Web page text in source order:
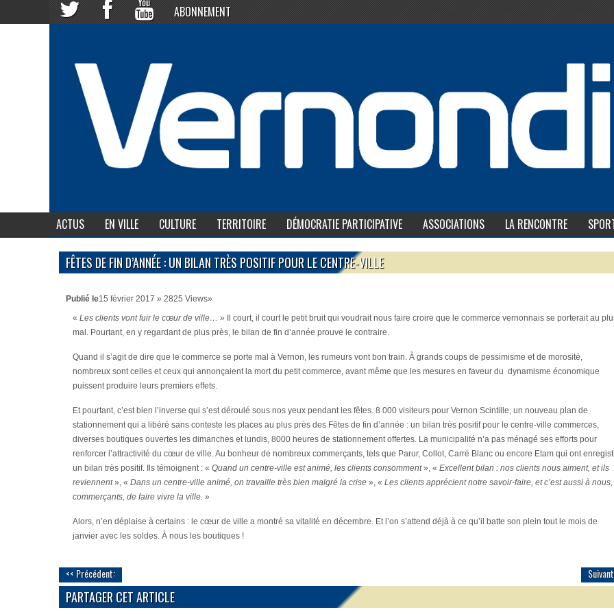
ABONNEMENT
ACTUS EN VILLE CULTURE TERRITOIRE DÉMOCRATIE PARTICIPATIVE ASSOCIATIONS LA RENCONTRE
FÊTES DE FIN D’ANNÉE : UN BILAN TRÈS POSITIF POUR LE CENTRE-VILLE
Publié le15 février 2017 » 2825 Views»
« Les clients vont fuir le cœur de ville… » Il court, il court le petit bruit qui voudrait nous faire croire que le commerce vernonnais se porterait au
mal. Pourtant, en y regardant de plus près, le bilan de fin d’année prouve le contraire.
Quand il s’agit de dire que le commerce se porte mal à Vernon, les rumeurs vont bon train. À grands coups de pessimisme et de morosité,
nombreux sont celles et ceux qui annonçaient la mort du petit commerce, avant même que les mesures en faveur du dynamisme économique
puissent produire leurs premiers effets.
Et pourtant, c’est bien l’inverse qui s’est déroulé sous nos yeux pendant les fêtes. 8 000 visiteurs pour Vernon Scintille, un nouveau plan de
stationnement qui a libéré sans conteste les places au plus près des Fêtes de fin d’année : un bilan très positif pour le centre-ville commerces,
diverses boutiques ouvertes les dimanches et lundis, 8000 heures de stationnement offertes. La municipalité n’a pas ménagé ses efforts pour
renforcer l’attractivité du cœur de ville. Au bonheur de nombreux commerçants, tels que Parur, Collot, Carré Blanc ou encore Etam qui ont
un bilan très positif. Ils témoignent : « Quand un centre-ville est animé, les clients consomment», « Excellent bilan : nos clients nous aiment, et ils
reviennent», « Dans un centre-ville animé, on travaille très bien malgré la crise », « Les clients apprécient notre savoir-faire, et c’est aussi à nous,
commerçants, de faire vivre la ville. »
Alors, n’en déplaise à certains : le cœur de ville a montré sa vitalité en décembre. Et l’on s’attend déjà à ce qu’il batte son plein tout le mois de
janvier avec les soldes. À nous les boutiques !
<< Précédent:
PARTAGER CET ARTICLE